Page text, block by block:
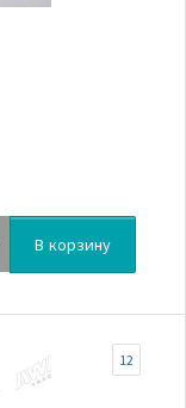
В корзину
12